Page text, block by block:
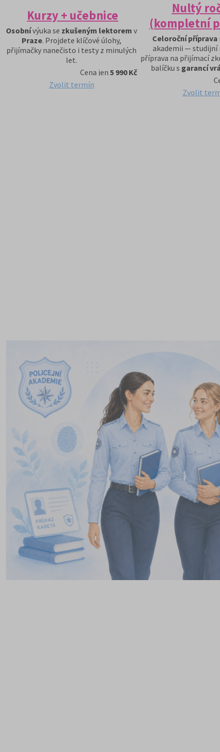
Kurzy + učebnice
Osobnívýuka se zkušeným lektorem v
Praze. Projdete klíčové úlohy,
přijímačky nanečisto i testy z minulých
let.
Cena jen 5 990 Kč
Zvolit termín
Nultý
(kompletní
Celoroční příprava
akademii — studijní
příprava na přijímací
balíčku s garancí
Zvolit